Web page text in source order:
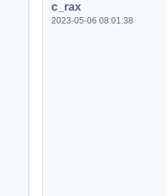
c_rax
2023-05-06 08:01:38